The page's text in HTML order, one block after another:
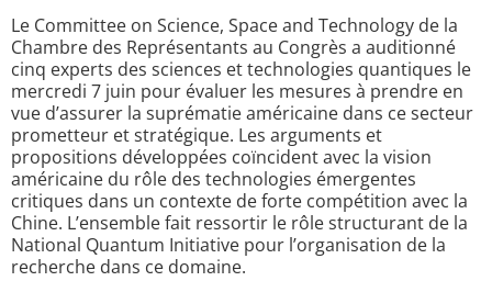
Le Committee on Science, Space and Technology de la
Chambre des Représentants au Congrès a auditionné
cinq experts des sciences et technologies quantiques le
mercredi 7 juin pour évaluer les mesures à prendre en
vue d’assurer la suprématie américaine dans ce secteur
prometteur et stratégique. Les arguments et
propositions développées coïncident avec la vision
américaine du rôle des technologies émergentes
critiques dans un contexte de forte compétition avec la
Chine. L’ensemble fait ressortir le rôle structurant de la
National Quantum Initiative pour l’organisation de la
recherche dans ce domaine.